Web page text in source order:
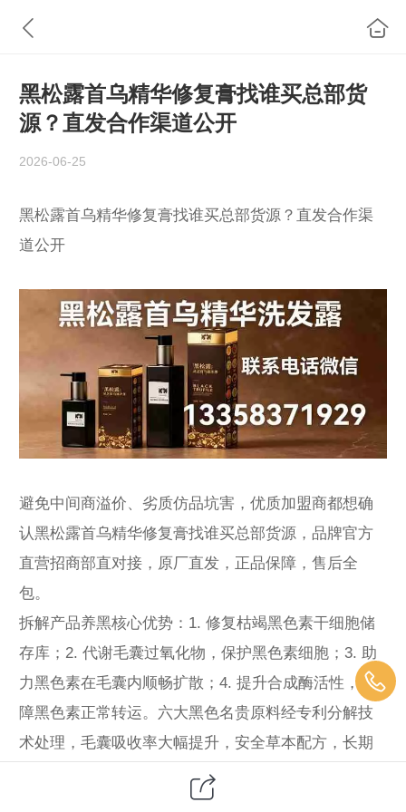
黑松露首乌精华修复膏找谁买总部货
源？直发合作渠道公开
2026-06-25
黑松露首乌精华修复膏找谁买总部货源？直发合作渠
道公开
避免中间商溢价、劣质仿品坑害，优质加盟商都想确
认黑松露首乌精华修复膏找谁买总部货源，品牌官方
直营招商部直对接，原厂直发，正品保障，售后全
包。
拆解产品养黑核心优势：1. 修复枯竭黑色素干细胞储
存库；2. 代谢毛囊过氧化物，保护黑色素细胞；3. 助
力黑色素在毛囊内顺畅扩散；4. 提升合成酶活性，保
障黑色素正常转运。六大黑色名贵原料经专利分解技
术处理，毛囊吸收率大幅提升，安全草本配方，长期
养护无副作用，复购率稳居养发品类前列。
面向全国养发馆、美容院、理疗店、社交电商、直播